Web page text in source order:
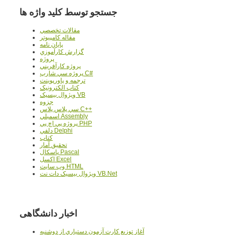
جستجو توسط کلید واژه ها
مقالات تخصصي
مقاله کامپیوتر
پایان نامه
گزارش کارآموزي
پروژه
پروژه کارآفريني
پروژه سي شارپ C#
ترجمه و پاورپوينت
کتاب الکترونيک
ويژوال بيسيک VB
جزوه
سي پلاس پلاس C++
اسمبلي Assembly
پروژه پي اچ پي PHP
دلفي Delphi
کتاب
تحقيق آمار
پاسکال Pascal
اکسل Excel
وب سايت HTML
ويژوال بيسيک دات نت VB.Net
اخبار دانشگاهی
آغاز توزيع کارت آزمون دستياري از دوشنبه